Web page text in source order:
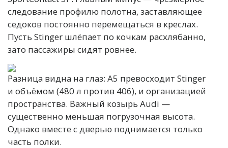
следование профилю полотна, заставляющее
седоков постоянно перемещаться в креслах.
Пусть Stinger шлёпает по кочкам расхлябанно,
зато пассажиры сидят ровнее.
Разница видна на глаз: A5 превосходит Stinger
и объёмом (480 л против 406), и организацией
пространства. Важный козырь Audi —
существенно меньшая погрузочная высота.
Однако вместе с дверью поднимается только
часть полки.